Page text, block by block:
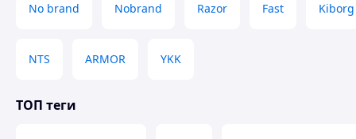
No brand Nobrand Razor Fast Kiborg
NTS ARMOR YKK
ТОП теги